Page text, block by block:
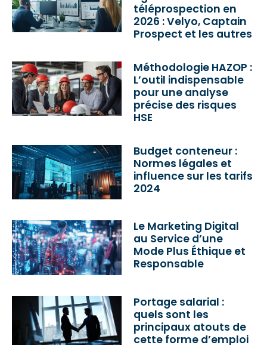
téléprospection en
2026 : Velyo, Captain
Prospect et les autres
Méthodologie HAZOP :
L’outil indispensable
pour une analyse
précise des risques
HSE
Budget conteneur :
Normes légales et
influence sur les tarifs
2024
Le Marketing Digital
au Service d’une
Mode Plus Éthique et
Responsable
Portage salarial :
quels sont les
principaux atouts de
cette forme d’emploi